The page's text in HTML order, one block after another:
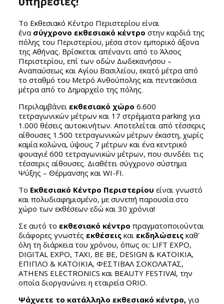
Το Εκθεσιακό Κέντρο Περιστερίου είναι
ένα σύγχρονο εκθεσιακό κέντρο στην καρδιά της
πόλης του Περιστερίου, μέσα στον εμπορικό άξονα
της Αθήνας. Βρίσκεται απέναντι από το Άλσος
Περιστερίου, επί των οδών Δωδεκανήσου –
Αναπαύσεως και Αγίου Βασιλείου, εκατό μέτρα από
το σταθμό του Μετρό Ανθούπολης και πεντακόσια
μέτρα από το Δημαρχείο της πόλης.
Περιλαμβάνει εκθεσιακό χώρο 6.600
τετραγωνικών μέτρων και 17 στρέμματα parking για
1.000 θέσεις αυτοκινήτων. Αποτελείται από τέσσερις
αίθουσες 1.500 τετραγωνικών μέτρων έκαστη, χωρίς
καμία κολώνα, ύψους 7 μέτρων και ένα κεντρικό
φουαγιέ 600 τετραγωνικών μέτρων, που συνδέει τις
τέσσερις αίθουσες. Διαθέτει σύγχρονο σύστημα
Ψύξης – Θέρμανσης και WI-FI.
Το Εκθεσιακό Κέντρο Περιστερίου είναι γνωστό
και πολυδιαφημισμένο, με συνεπή παρουσία στο
χώρο των εκθέσεων εδώ και 30 χρόνια!
Σε αυτό το εκθεσιακό κέντρο πραγματοποιούνται
διάφορες γνωστές εκθέσειςκαι εκδηλώσειςκαθ’
όλη τη διάρκεια του χρόνου, όπως οι: LIFT EXPO,
DIGITAL EXPO, TAXI, BE BE, DESIGN & ΚΑΤΟΙΚΙΑ,
ΕΠΙΠΛΟ & ΚΑΤΟΙΚΙΑ, ΦΕΣΤΙΒΑΛ ΣΟΚΟΛΑΤΑΣ,
ATHENS ELECTRONICS και BEAUTY FESTIVAl, την
οποία διοργανώνει η εταιρεία ORIO.
Ψάχνετε το κατάλληλο εκθεσιακό κέντρο, για